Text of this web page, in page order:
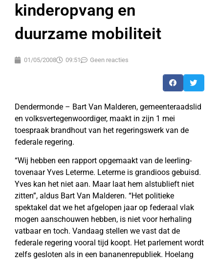
kinderopvang en
duurzame mobiliteit
01/05/2008 09:51 Geen reacties
Dendermonde – Bart Van Malderen, gemeenteraadslid
en volksvertegenwoordiger, maakt in zijn 1 mei
toespraak brandhout van het regeringswerk van de
federale regering.
“Wij hebben een rapport opgemaakt van de leerling-
tovenaar Yves Leterme. Leterme is grandioos gebuisd.
Yves kan het niet aan. Maar laat hem alstublieft niet
zitten”, aldus Bart Van Malderen. “Het politieke
spektakel dat we het afgelopen jaar op federaal vlak
mogen aanschouwen hebben, is niet voor herhaling
vatbaar en toch. Vandaag stellen we vast dat de
federale regering vooral tijd koopt. Het parlement wordt
zelfs gesloten als in een bananenrepubliek. Hoelang